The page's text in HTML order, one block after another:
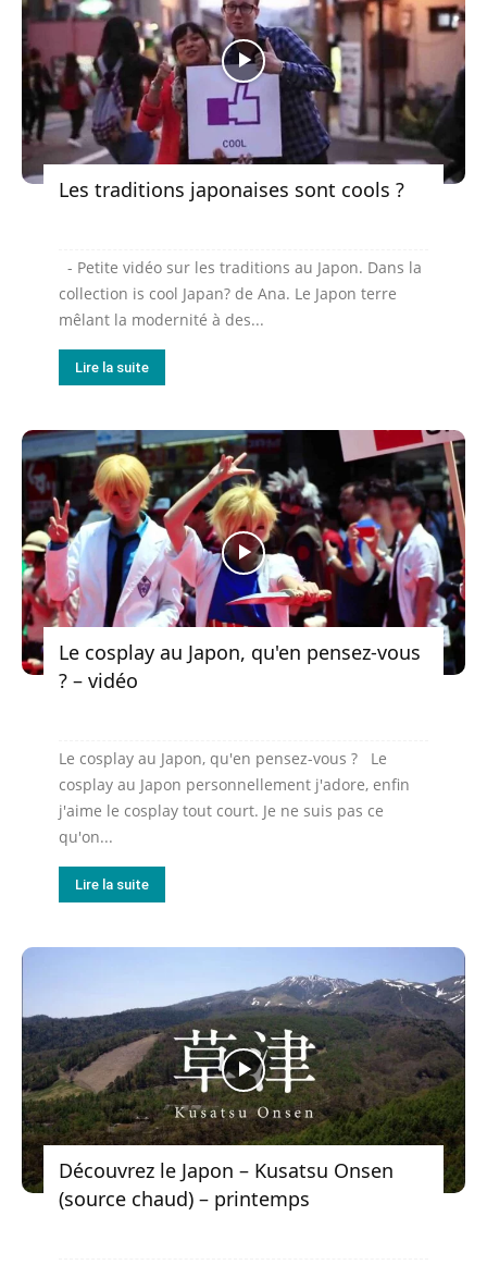
Les traditions japonaises sont cools ?
- Petite vidéo sur les traditions au Japon. Dans la
collection is cool Japan? de Ana. Le Japon terre
mêlant la modernité à des...
Lire la suite
Le cosplay au Japon, qu'en pensez-vous
? – vidéo
Le cosplay au Japon, qu'en pensez-vous ? Le
cosplay au Japon personnellement j'adore, enfin
j'aime le cosplay tout court. Je ne suis pas ce
qu'on...
Lire la suite
Découvrez le Japon – Kusatsu Onsen
(source chaud) – printemps